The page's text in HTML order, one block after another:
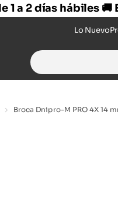
1 a 2 días hábiles
Lo Nuevo
Search
for:
Broca Dnipro-M PRO 4X 14